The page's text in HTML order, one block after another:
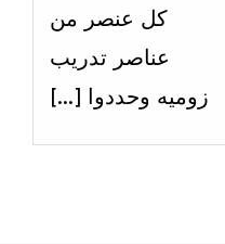
كل عنصر من
عناصر تدريب
زوميه وحددوا […]